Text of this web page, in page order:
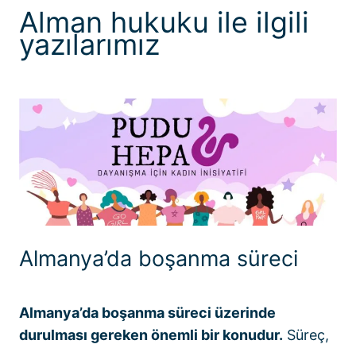
Alman hukuku ile ilgili
yazılarımız
Almanya’da boşanma süreci
Almanya’da boşanma süreci üzerinde
durulması gereken önemli bir konudur. Süreç,